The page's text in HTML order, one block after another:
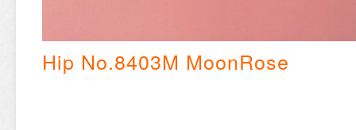
Hip No.8403M MoonRose